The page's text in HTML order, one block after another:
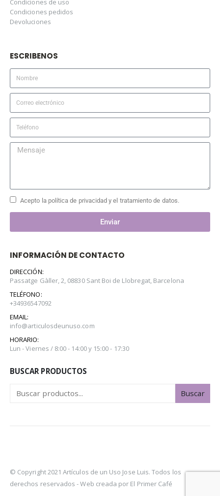
Condiciones de uso
Condiciones pedidos
Devoluciones
ESCRIBENOS
Acepto la política de privacidad y el tratamiento de datos.
Enviar
INFORMACIÓN DE CONTACTO
DIRECCIÓN:
Passatge Gàller, 2, 08830 Sant Boi de Llobregat, Barcelona
TELÉFONO:
+34936547092
EMAIL:
info@articulosdeunuso.com
HORARIO:
Lun - Viernes / 8:00 - 14:00 y 15:00 - 17:30
BUSCAR PRODUCTOS
Buscar
© Copyright 2021 Artículos de un Uso Jose Luis. Todos los
derechos reservados -Web creada por El Primer Café